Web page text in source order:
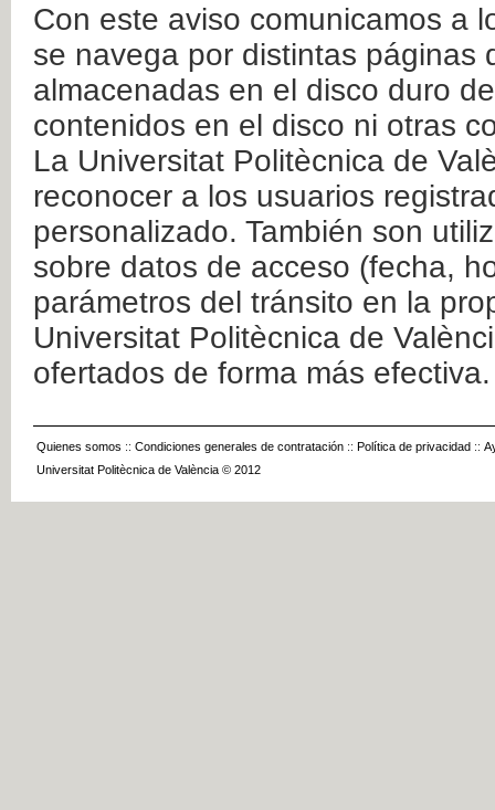
Con este aviso comunicamos a
se navega por distintas páginas
almacenadas en el disco duro
contenidos en el disco ni otras
La Universitat Politècnica de
reconocer a los usuarios
personalizado. También son
sobre datos de acceso (fecha,
parámetros del tránsito en la
Universitat Politècnica de
ofertados de forma más efectiva.
Quienes somos :: Condiciones generales de contratación :: Política de privacidad ::
Universitat Politècnica de València © 2012